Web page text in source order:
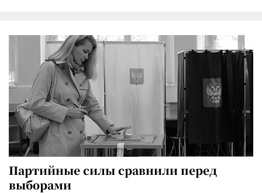
Партийные силы сравнили перед
выборами